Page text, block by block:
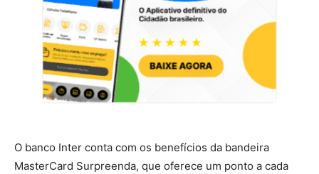
O banco Inter conta com os benefícios da bandeira
MasterCard Surpreenda, que oferece um ponto a cada